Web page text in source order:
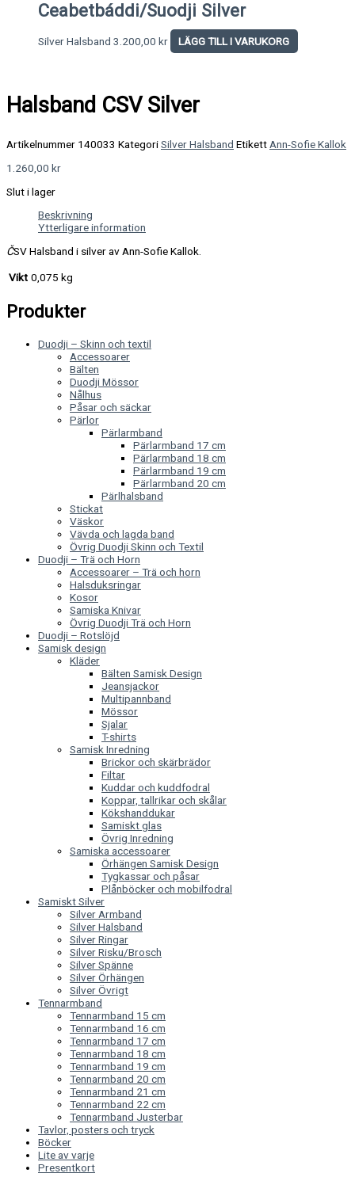
Ceabetbáddi/Suodji Silver
Silver Halsband 3.200,00 kr LÄGG TILL I VARUKORG
Halsband CSV Silver
Artikelnummer 140033 KategoriSilver Halsband EtikettAnn-Sofie Kallok
1.260,00 kr
Slut i lager
Beskrivning
Ytterligare information
ČSV Halsband i silver av Ann-Sofie Kallok.
Vikt 0,075 kg
Produkter
Duodji – Skinn och textil
Accessoarer
Bälten
Duodji Mössor
Nålhus
Påsar och säckar
Pärlor
Pärlarmband
Pärlarmband 17 cm
Pärlarmband 18 cm
Pärlarmband 19 cm
Pärlarmband 20 cm
Pärlhalsband
Stickat
Väskor
Vävda och lagda band
Övrig Duodji Skinn och Textil
Duodji – Trä och Horn
Accessoarer – Trä och horn
Halsduksringar
Kosor
Samiska Knivar
Övrig Duodji Trä och Horn
Duodji – Rotslöjd
Samisk design
Kläder
Bälten Samisk Design
Jeansjackor
Multipannband
Mössor
Sjalar
T-shirts
Samisk Inredning
Brickor och skärbrädor
Filtar
Kuddar och kuddfodral
Koppar, tallrikar och skålar
Kökshanddukar
Samiskt glas
Övrig Inredning
Samiska accessoarer
Örhängen Samisk Design
Tygkassar och påsar
Plånböcker och mobilfodral
Samiskt Silver
Silver Armband
Silver Halsband
Silver Ringar
Silver Risku/Brosch
Silver Spänne
Silver Örhängen
Silver Övrigt
Tennarmband
Tennarmband 15 cm
Tennarmband 16 cm
Tennarmband 17 cm
Tennarmband 18 cm
Tennarmband 19 cm
Tennarmband 20 cm
Tennarmband 21 cm
Tennarmband 22 cm
Tennarmband Justerbar
Tavlor, posters och tryck
Böcker
Lite av varje
Presentkort